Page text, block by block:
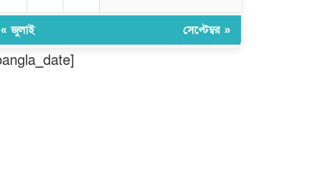
বিশ্বনাথে ‘প্রবাসী ওয়েলফেয়ার
এসোসিয়েশন’র পক্ষ থেকে নগদ অর্থ
« জুলাই সেপ্টেম্বর »